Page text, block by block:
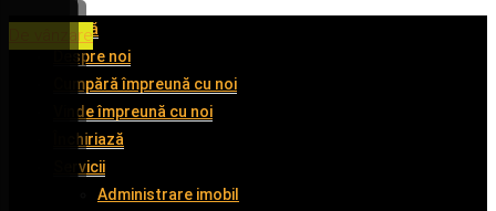
Acasă
Despre noi
Cumpără împreună cu noi
Vinde împreună cu noi
Închiriază
Servicii
Administrare imobil
De închiriat
De închiriat
De închiriat
De vânzare